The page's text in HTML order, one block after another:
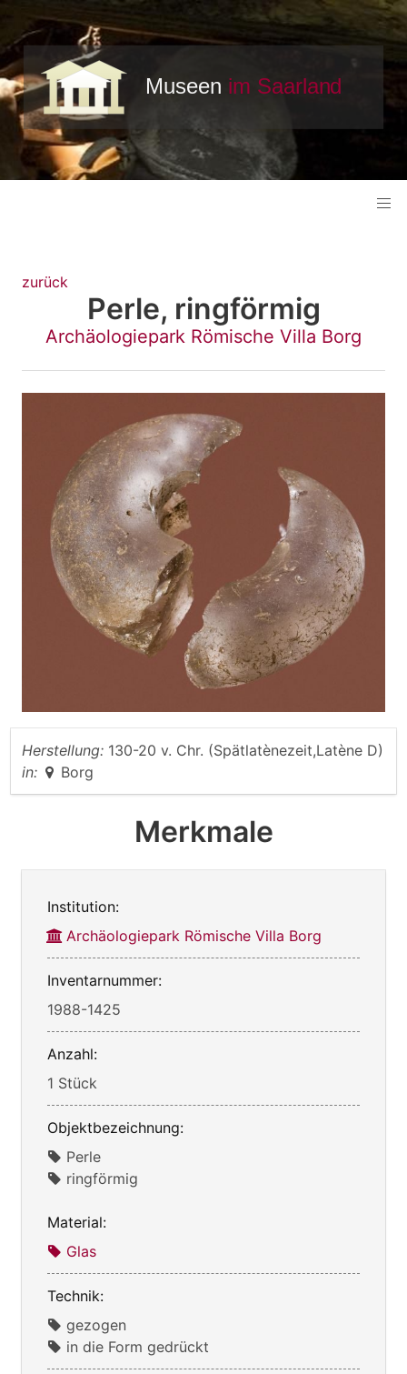
zurück
Perle, ringförmig
Archäologiepark Römische Villa Borg
Herstellung: 130-20 v. Chr. (Spätlatènezeit,Latène D)
in:
Borg
Merkmale
Institution:
Archäologiepark Römische Villa Borg
Inventarnummer:
1988-1425
Anzahl:
1 Stück
Objektbezeichnung:
Perle
ringförmig
Material:
Glas
Technik:
gezogen
in die Form gedrückt